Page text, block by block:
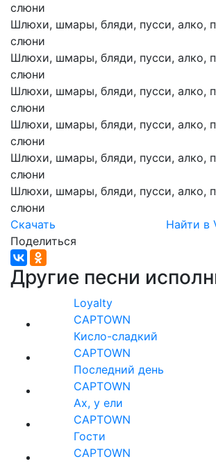
слюни
Шлюхи, шмары, бляди, пусси, алко,
слюни
Шлюхи, шмары, бляди, пусси, алко,
слюни
Шлюхи, шмары, бляди, пусси, алко,
слюни
Шлюхи, шмары, бляди, пусси, алко,
слюни
Шлюхи, шмары, бляди, пусси, алко,
слюни
Шлюхи, шмары, бляди, пусси, алко,
слюни
Скачать
Найти в
Поделиться
Другие песни
Loyalty
CAPTOWN
Кисло-сладкий
CAPTOWN
Последний день
CAPTOWN
Ах, у ели
CAPTOWN
Гости
CAPTOWN